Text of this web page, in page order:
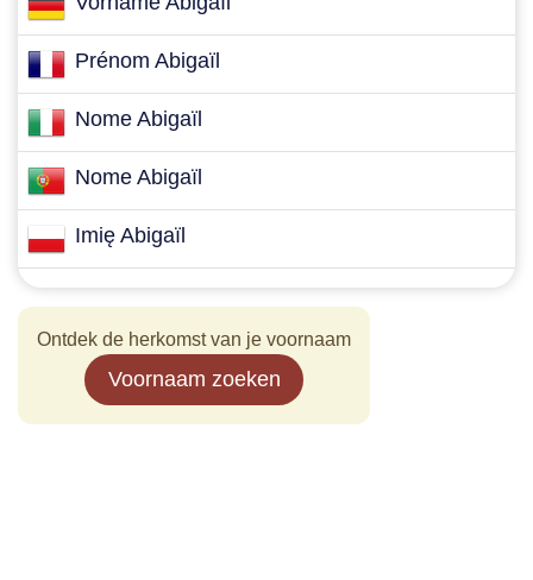
Prénom Abigaïl
Nome Abigaïl
Nome Abigaïl
Imię Abigaïl
Ontdek de herkomst van je voornaam
Voornaam zoeken